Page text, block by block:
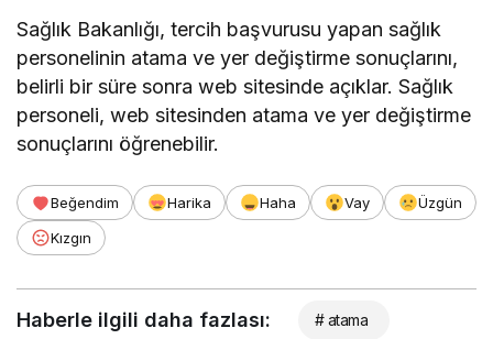
Sağlık Bakanlığı, tercih başvurusu yapan sağlık
personelinin atama ve yer değiştirme sonuçlarını,
belirli bir süre sonra web sitesinde açıklar. Sağlık
personeli, web sitesinden atama ve yer değiştirme
sonuçlarını öğrenebilir.
Beğendim Harika Haha Vay
Üzgün
Kızgın
Haberle ilgili daha fazlası: # atama